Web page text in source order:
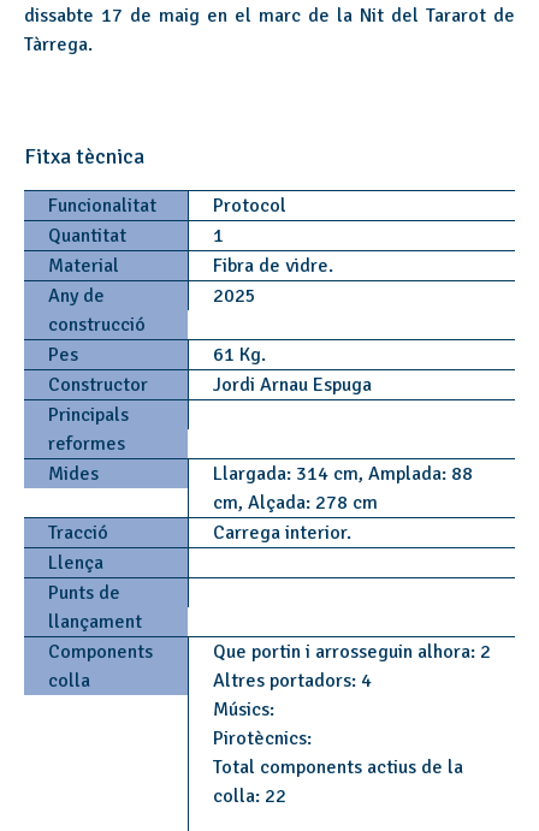
dissabte 17 de maig en el marc de la Nit del Tararot de
Tàrrega.
Fitxa tècnica
Funcionalitat
Protocol
Quantitat
1
Material
Fibra de vidre.
Any de
construcció
2025
Pes
61 Kg.
Constructor
Jordi Arnau Espuga
Principals
reformes
Mides
Llargada: 314 cm, Amplada: 88
cm, Alçada: 278 cm
Tracció
Carrega interior.
Llença
Punts de
llançament
Components
colla
Que portin i arrosseguin alhora: 2
Altres portadors: 4
Músics:
Pirotècnics:
Total components actius de la
colla: 22